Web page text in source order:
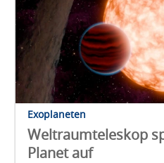
Exoplaneten
Weltraumteleskop
Planet auf